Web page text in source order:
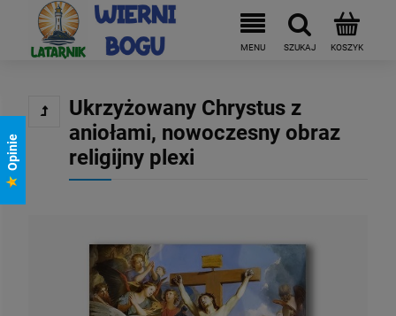
Ukrzyżowany Chrystus z
aniołami, nowoczesny obraz
religijny plexi
Opinie